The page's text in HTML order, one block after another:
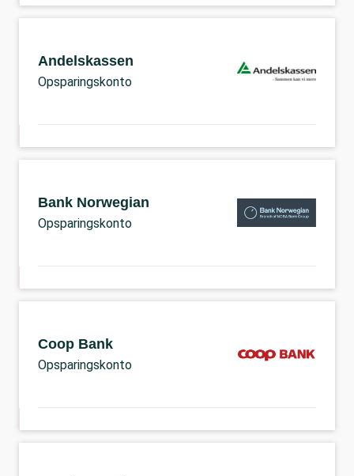
Andelskassen
Opsparingskonto
Bank Norwegian
Opsparingskonto
Coop Bank
Opsparingskonto